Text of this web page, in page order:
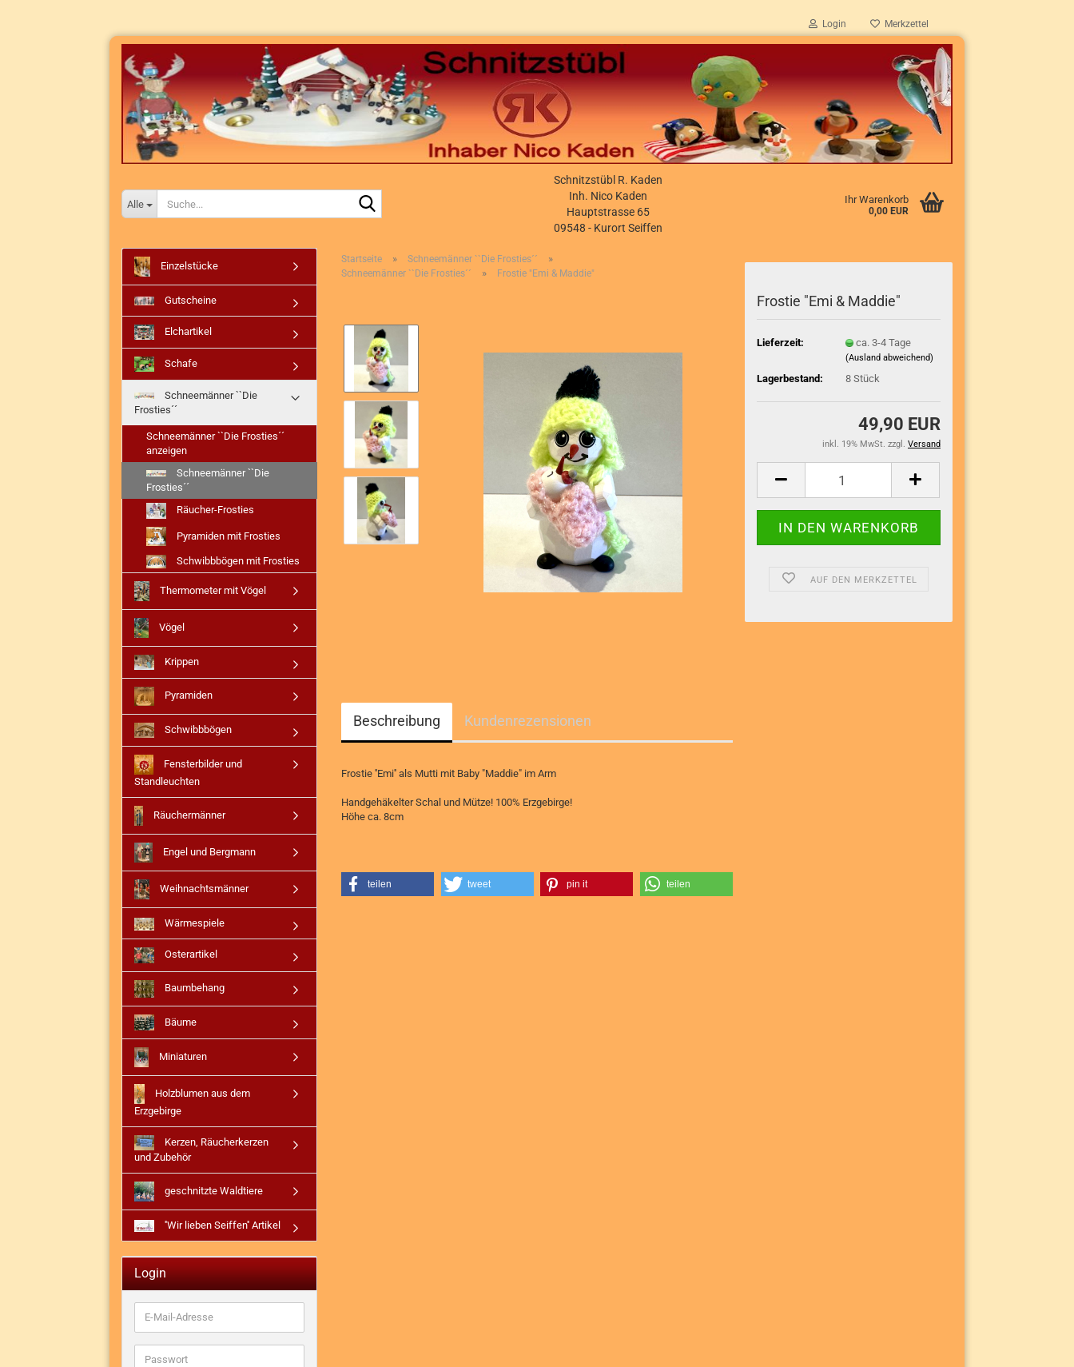
Login Merkzettel
Alle
Schnitzstübl R. Kaden
Inh. Nico Kaden
Hauptstrasse 65
09548 - Kurort Seiffen
Ihr Warenkorb
0,00 EUR
Startseite » Schneemänner ``Die Frosties´´ »
Schneemänner ``Die Frosties´´ » Frostie "Emi & Maddie"
Frostie "Emi & Maddie"
Lieferzeit: ca. 3-4 Tage
(Ausland abweichend)
Lagerbestand: 8 Stück
49,90 EUR
inkl. 19% MwSt. zzgl. Versand
AUF DEN MERKZETTEL
Beschreibung Kundenrezensionen
Frostie ''Emi'' als Mutti mit Baby "Maddie" im Arm
Handgehäkelter Schal und Mütze! 100% Erzgebirge!
Höhe ca. 8cm
teilen tweet pin it teilen
Einzelstücke
Gutscheine
Elchartikel
Schafe
Schneemänner ``Die
Frosties´´
Schneemänner ``Die Frosties´´
anzeigen
Schneemänner ``Die
Frosties´´
Räucher-Frosties
Pyramiden mit Frosties
Schwibbbögen mit Frosties
Thermometer mit Vögel
Vögel
Krippen
Pyramiden
Schwibbbögen
Fensterbilder und
Standleuchten
Räuchermänner
Engel und Bergmann
Weihnachtsmänner
Wärmespiele
Osterartikel
Baumbehang
Bäume
Miniaturen
Holzblumen aus dem
Erzgebirge
Kerzen, Räucherkerzen
und Zubehör
geschnitzte Waldtiere
''Wir lieben Seiffen'' Artikel
Login
E-
Mail-
Adresse
Passwort